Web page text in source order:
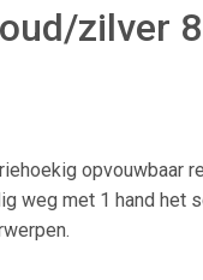
zilver
opvouwbaar
weg met 1 hand het